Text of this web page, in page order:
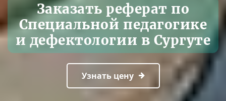
Заказать реферат по
Специальной педагогике
и дефектологии в Сургуте
Узнать цену